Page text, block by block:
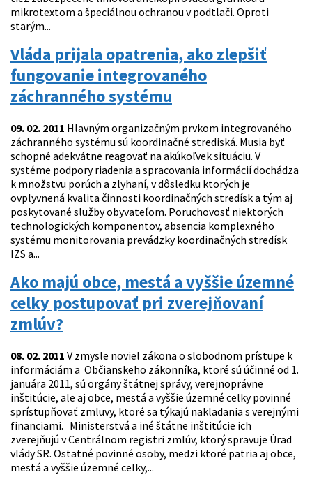
mikrotextom a špeciálnou ochranou v podtlači. Oproti
starým...
Vláda prijala opatrenia, ako zlepšiť
fungovanie integrovaného
záchranného systému
09. 02. 2011 Hlavným organizačným prvkom integrovaného
záchranného systému sú koordinačné strediská. Musia byť
schopné adekvátne reagovať na akúkoľvek situáciu. V
systéme podpory riadenia a spracovania informácií dochádza
k množstvu porúch a zlyhaní, v dôsledku ktorých je
ovplyvnená kvalita činnosti koordinačných stredísk a tým aj
poskytované služby obyvateľom. Poruchovosť niektorých
technologických komponentov, absencia komplexného
systému monitorovania prevádzky koordinačných stredísk
IZS a...
Ako majú obce, mestá a vyššie územné
celky postupovať pri zverejňovaní
zmlúv?
08. 02. 2011 V zmysle noviel zákona o slobodnom prístupe k
informáciám a Občianskeho zákonníka, ktoré sú účinné od 1.
januára 2011, sú orgány štátnej správy, verejnoprávne
inštitúcie, ale aj obce, mestá a vyššie územné celky povinné
sprístupňovať zmluvy, ktoré sa týkajú nakladania s verejnými
financiami. Ministerstvá a iné štátne inštitúcie ich
zverejňujú v Centrálnom registri zmlúv, ktorý spravuje Úrad
vlády SR. Ostatné povinné osoby, medzi ktoré patria aj obce,
mestá a vyššie územné celky,...